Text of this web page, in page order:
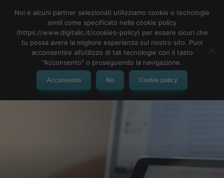
MENU
Noi e alcuni partner selezionati utilizziamo cookie o tecnologie
simili come specificato nella cookie policy
(https://www.digitalic.it/cookies-policy) per essere sicuri che
tu possa avere la migliore esperienza sul nostro sito. Puoi
acconsentire all’utilizzo di tali tecnologie con il tasto
"Acconsento" o proseguendo la navigazione.
Acconsento No Cookie policy